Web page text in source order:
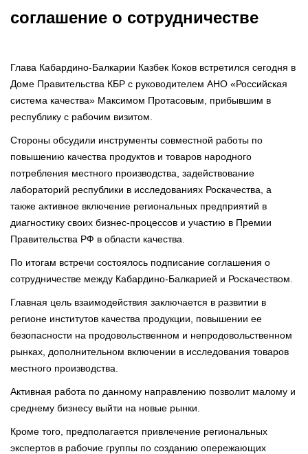
соглашение о сотрудничестве
Глава Кабардино-Балкарии Казбек Коков встретился сегодня в
Доме Правительства КБР с руководителем АНО «Российская
система качества» Максимом Протасовым, прибывшим в
республику с рабочим визитом.
Стороны обсудили инструменты совместной работы по
повышению качества продуктов и товаров народного
потребления местного производства, задействование
лабораторий республики в исследованиях Роскачества, а
также активное включение региональных предприятий в
диагностику своих бизнес-процессов и участию в Премии
Правительства РФ в области качества.
По итогам встречи состоялось подписание соглашения о
сотрудничестве между Кабардино-Балкарией и Роскачеством.
Главная цель взаимодействия заключается в развитии в
регионе институтов качества продукции, повышении ее
безопасности на продовольственном и непродовольственном
рынках, дополнительном включении в исследования товаров
местного производства.
Активная работа по данному направлению позволит малому и
среднему бизнесу выйти на новые рынки.
Кроме того, предполагается привлечение региональных
экспертов в рабочие группы по созданию опережающих